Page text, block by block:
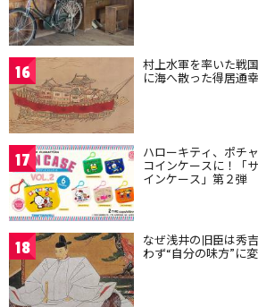
16 村上水軍を率いた戦
に海へ散った得居通
17 ハローキティ、ポチ
コインケースに！「
インケース」第２弾
18 なぜ浅井の旧臣は秀
わず“自分の味方”に